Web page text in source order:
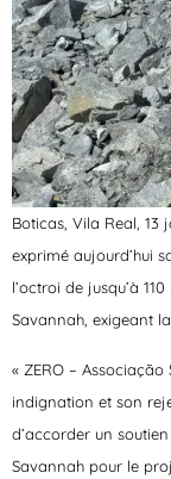
Boticas, Vila Real, 13
exprimé aujourd’hui
l’octroi de jusqu’à
Savannah, exigeant
« ZERO –
indignation et son
d’accorder un
Savannah pour le